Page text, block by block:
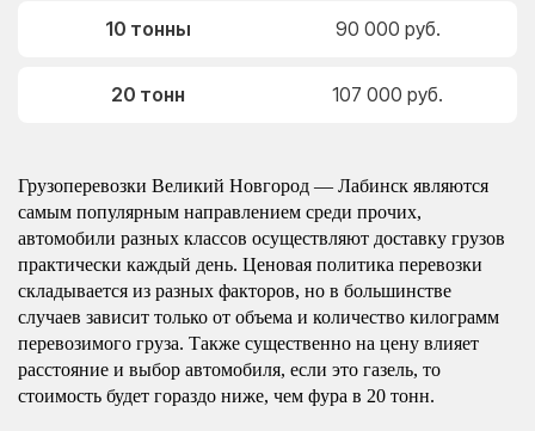
10 тонны 90 000 руб.
20 тонн 107 000 руб.
Грузоперевозки Великий Новгород — Лабинск являются
самым популярным направлением среди прочих,
автомобили разных классов осуществляют доставку грузов
практически каждый день. Ценовая политика перевозки
складывается из разных факторов, но в большинстве
случаев зависит только от объема и количество килограмм
перевозимого груза. Также существенно на цену влияет
расстояние и выбор автомобиля, если это газель, то
стоимость будет гораздо ниже, чем фура в 20 тонн.